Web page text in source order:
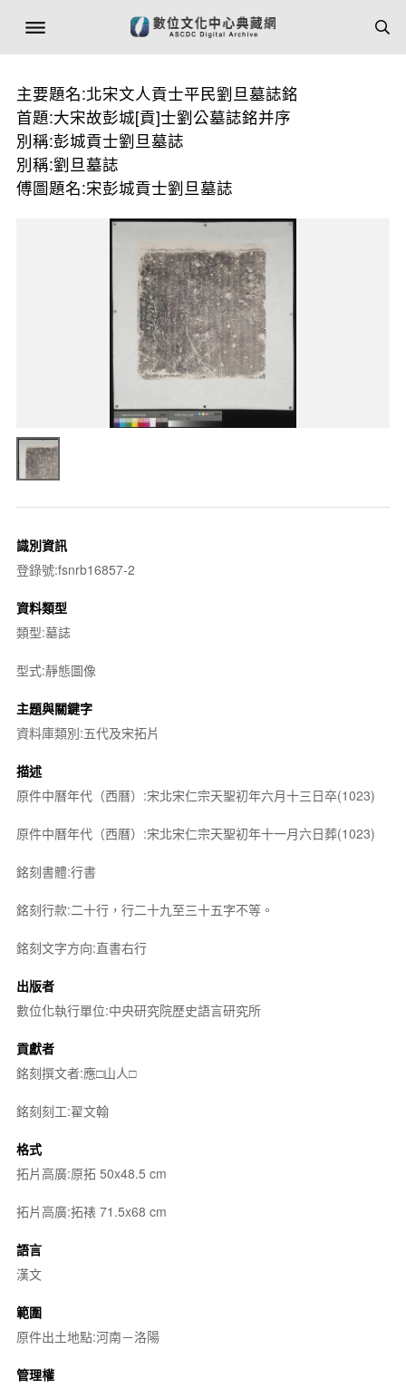
主要題名:北宋文人貢士平民劉旦墓誌銘
首題:大宋故彭城[貢]士劉公墓誌銘并序
別稱:彭城貢士劉旦墓誌
別稱:劉旦墓誌
傅圖題名:宋彭城貢士劉旦墓誌
識別資訊
登錄號:fsnrb16857-2
資料類型
類型:墓誌
型式:靜態圖像
主題與關鍵字
資料庫類別:五代及宋拓片
描述
原件中曆年代（西曆）:宋北宋仁宗天聖初年六月十三日卒(1023)
原件中曆年代（西曆）:宋北宋仁宗天聖初年十一月六日葬(1023)
銘刻書體:行書
銘刻行款:二十行，行二十九至三十五字不等。
銘刻文字方向:直書右行
出版者
數位化執行單位:中央研究院歷史語言研究所
貢獻者
銘刻撰文者:應□山人□
銘刻刻工:翟文翰
格式
拓片高廣:原拓 50x48.5 cm
拓片高廣:拓裱 71.5x68 cm
語言
漢文
範圍
原件出土地點:河南－洛陽
管理權